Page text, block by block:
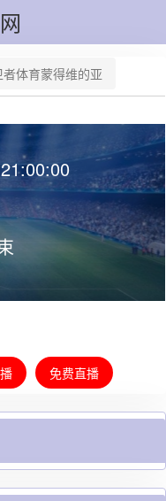
体育蒙得维的亚
免费直播